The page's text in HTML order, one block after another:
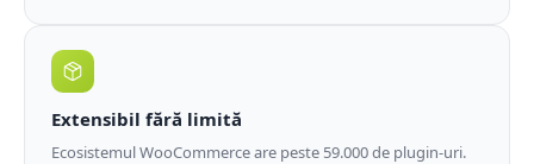
Extensibil fără limită
Ecosistemul WooCommerce are peste 59.000 de plugin-uri.